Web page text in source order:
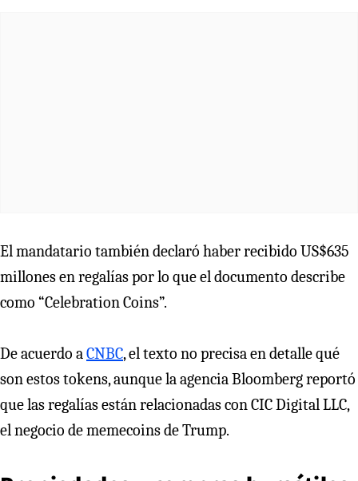
El mandatario también declaró haber recibido US$635
millones en regalías por lo que el documento describe
como “Celebration Coins”.
De acuerdo aCNBC, el texto no precisa en detalle qué
son estos tokens, aunque la agencia Bloomberg reportó
que las regalías están relacionadas con CIC Digital LLC,
el negocio de memecoins de Trump.